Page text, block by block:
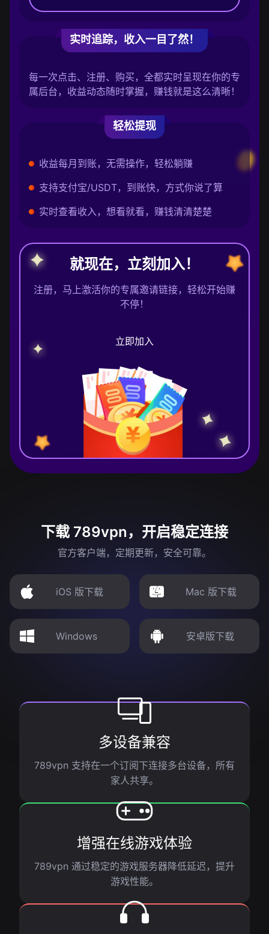
实时追踪，收入一目了然！
每一次点击、注册、购买，全都实时呈现在你的专
属后台，收益动态随时掌握，赚钱就是这么清晰！
轻松提现
收益每月到账，无需操作，轻松躺赚
支持支付宝/USDT，到账快，方式你说了算
实时查看收入，想看就看，赚钱清清楚楚
就现在，立刻加入！
注册，马上激活你的专属邀请链接，轻松开始赚
不停！
立即加入
下载 789vpn，开启稳定连接
官方客户端，定期更新，安全可靠。
iOS 版下载 Mac 版下载
Windows 安卓版下载
多设备兼容
789vpn 支持在一个订阅下连接多台设备，所有
家人共享。
增强在线游戏体验
789vpn 通过稳定的游戏服务器降低延迟，提升
游戏性能。